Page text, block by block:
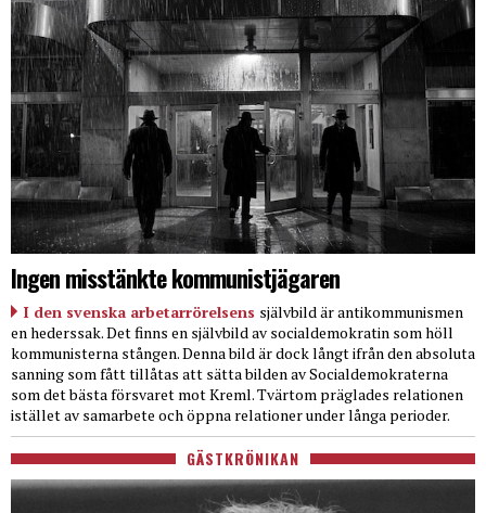
Ingen misstänkte kommunistjägaren
I den svenska arbetarrörelsens självbild är antikommunismen
en hederssak. Det finns en självbild av socialdemokratin som höll
kommunisterna stången. Denna bild är dock långt ifrån den absoluta
sanning som fått tillåtas att sätta bilden av Socialdemokraterna
som det bästa försvaret mot Kreml. Tvärtom präglades relationen
istället av samarbete och öppna relationer under långa perioder.
GÄSTKRÖNIKAN